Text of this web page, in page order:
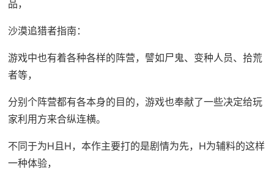
品，
沙漠追猎者指南：
游戏中也有着各种各样的阵营，譬如尸鬼、变种人员、拾荒
者等，
分别个阵营都有各本身的目的，游戏也奉献了一些决定给玩
家利用方来合纵连横。
不同于为H且H，本作主要打的是剧情为先，H为辅料的这样
一种体验，